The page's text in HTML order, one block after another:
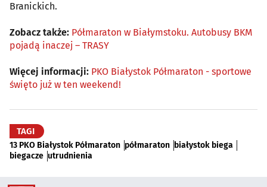
Branickich.
Zobacz także: Półmaraton w Białymstoku. Autobusy BKM
pojadą inaczej – TRASY
Więcej informacji: PKO Białystok Półmaraton - sportowe
święto już w ten weekend!
TAGI
13 PKO Białystok Półmaraton półmaraton białystok biega
biegacze utrudnienia